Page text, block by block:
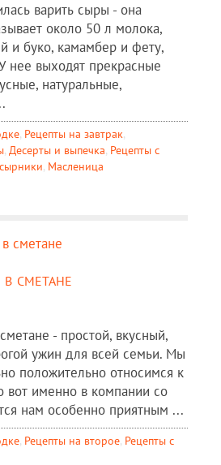
варить сыры - она
около 50 л молока,
и буко, камамбер и фету,
нее выходят прекрасные
натуральные,
, Рецепты на завтрак,
, Десерты и выпечка, Рецепты c
, Масленица
сметане
- простой, вкусный,
ужин для всей семьи. Мы
положительно относимся к
вот именно в компании со
нам особенно приятным ...
, Рецепты на второе, Рецепты c